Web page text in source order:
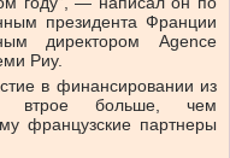
президента Франции
директором Agence
Риу.
в финансировании из
втрое больше, чем
французские партнеры